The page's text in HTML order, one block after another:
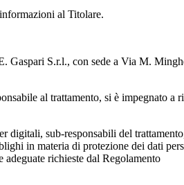
al Titolare.
Gaspari S.r.l., con sede a Via M.
al trattamento, si è impegnato
digitali, sub-responsabili del
in materia di protezione dei dati
adeguate richieste dal Regolamento